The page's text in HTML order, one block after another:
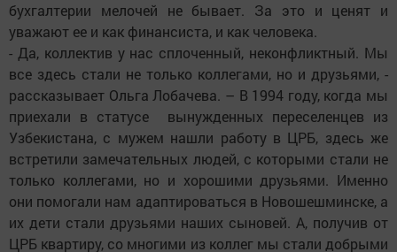
бухгалтерии мелочей не бывает. За это и ценят и
уважают ее и как финансиста, и как человека.
- Да, коллектив у нас сплоченный, неконфликтный. Мы
все здесь стали не только коллегами, но и друзьями, -
рассказывает Ольга Лобачева. – В 1994 году, когда мы
приехали в статусе вынужденных переселенцев из
Узбекистана, с мужем нашли работу в ЦРБ, здесь же
встретили замечательных людей, с которыми стали не
только коллегами, но и хорошими друзьями. Именно
они помогали нам адаптироваться в Новошешминске, а
их дети стали друзьями наших сыновей. А, получив от
ЦРБ квартиру, со многими из коллег мы стали добрыми